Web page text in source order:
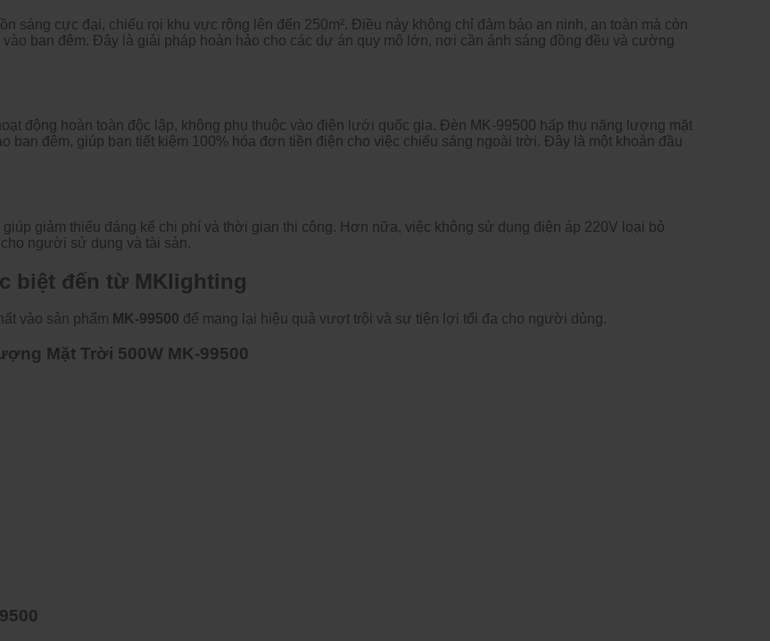
sáng cực đại, chiếu rọi khu vực rộng l ên đến 250m². Điều này không chỉ đảm bảo an ninh, an toàn mà còn
vào ban đêm. Đây là giải pháp hoàn hảo cho các d ự án quy mô l ớn, nơi cần ánh sáng đồng đều và cường
ạt động hoàn toàn độc lập, không phụ thuộc vào điện l ưới quốc gia. Đèn MK-99500 hấp thụ năng lượng mặt
ban đêm, giúp bạn tiết kiệm 100% hóa đơn tiền điện cho việc chiếu sáng ngoài trời. Đây là một khoản đầu
giúp giảm thiểu đáng kể chi phí và thời gian thi công. H ơn nữa, việc không sử dụng điện áp 220V loại bỏ
người sử dụng và tài sản.
biệt đến từ MKlighting
vào sản phẩm MK-99500 để mang lại hiệu quả vượt trội và sự tiện lợi tối đa cho người d ùng.
Mặt Trời 500W MK-99500